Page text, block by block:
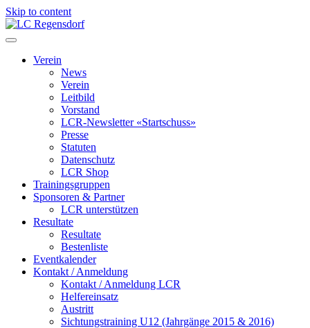
Skip to content
LC Regensdorf
Verein
News
Verein
Leitbild
Vorstand
LCR-Newsletter «Startschuss»
Presse
Statuten
Datenschutz
LCR Shop
Trainingsgruppen
Sponsoren & Partner
LCR unterstützen
Resultate
Resultate
Bestenliste
Eventkalender
Kontakt / Anmeldung
Kontakt / Anmeldung LCR
Helfereinsatz
Austritt
Sichtungstraining U12 (Jahrgänge 2015 & 2016)